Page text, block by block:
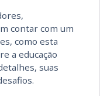
contar com um
como esta
a educação
suas